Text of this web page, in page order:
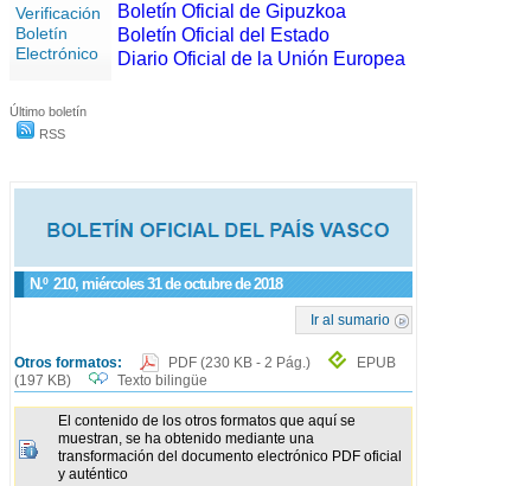
Verificación
Boletín
Electrónico
Último boletín
RSS
N.º 210, miércoles 31 de octubre de 2018
Ir al sumario
Otros formatos: PDF (230 KB - 2 Pág.)
EPUB
(197 KB)
Texto bilingüe
El contenido de los otros formatos que aquí se
muestran, se ha obtenido mediante una
transformación del documento electrónico PDF oficial
y auténtico
Boletín Oficial de Gipuzkoa
Boletín Oficial del Estado
Diario Oficial de la Unión Europea